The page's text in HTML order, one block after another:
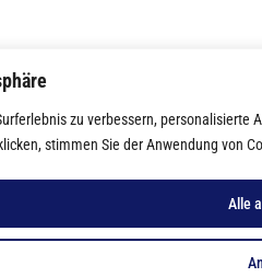
zu verbessern,
stimmen Sie der Anwendung von
Alle